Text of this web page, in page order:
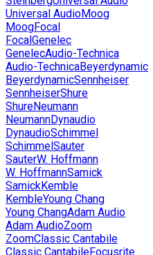
Universal AudioMoog
MoogFocal
FocalGenelec
GenelecAudio-Technica
Audio-TechnicaBeyerdynamic
BeyerdynamicSennheiser
SennheiserShure
ShureNeumann
NeumannDynaudio
DynaudioSchimmel
SchimmelSauter
SauterW. Hoffmann
W. HoffmannSamick
SamickKemble
KembleYoung Chang
Young ChangAdam Audio
Adam AudioZoom
ZoomClassic Cantabile
Classic CantabileFocusrite